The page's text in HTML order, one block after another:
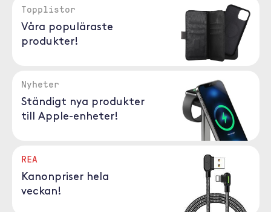
Topplistor
Våra populäraste
produkter!
Nyheter
Ständigt nya produkter
till Apple-enheter!
REA
Kanonpriser hela
veckan!